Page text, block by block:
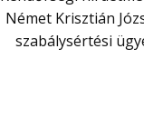
Német Krisztián
szabálysértési